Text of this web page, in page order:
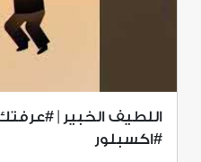
اللطيف الخبير |
#اكسبلور